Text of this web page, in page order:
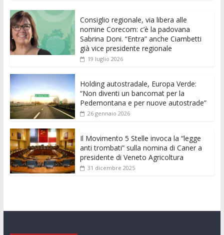
e
b
o
o
k
itt
er l
at
s
A
p
e
n
g
di
t
k
e
dI
n
di
vi
Consiglio regionale, via libera alle
nomine Corecom: c’è la padovana
Sabrina Doni. “Entra” anche Ciambetti
già vice presidente regionale
19 luglio 2026
Holding autostradale, Europa Verde:
“Non diventi un bancomat per la
Pedemontana e per nuove autostrade”
26 gennaio 2026
Il Movimento 5 Stelle invoca la “legge
anti trombati” sulla nomina di Caner a
presidente di Veneto Agricoltura
31 dicembre 2025